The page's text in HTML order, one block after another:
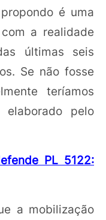
é uma
a realidade
últimas seis
Se não fosse
teríamos
pelo
PL 5122:
a mobilização